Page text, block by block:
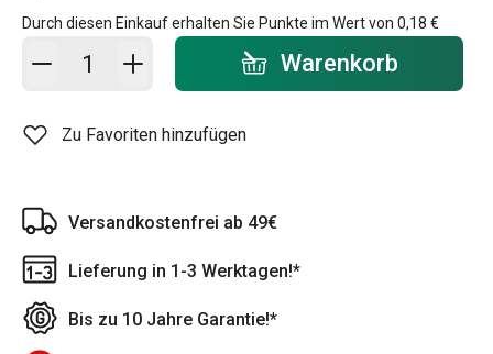
Durch diesen Einkauf erhalten Sie Punkte im Wert von 0,18 €
In den Warenkorb - Menge Warenkorb
Zu Favoriten hinzufügen
Versandkostenfrei ab 49€
Lieferung in 1-3 Werktagen!*
Bis zu 10 Jahre Garantie!*